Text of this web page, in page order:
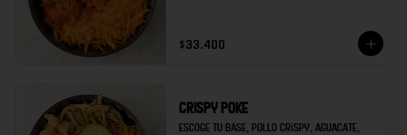
$33.400
Crispy poke
Escoge tu base, pollo crispy, aguacate,